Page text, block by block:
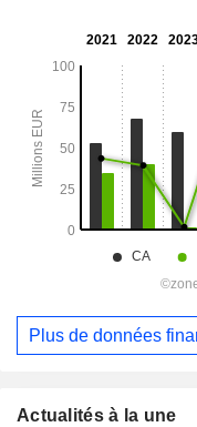
Plus de données
Actualités à la une